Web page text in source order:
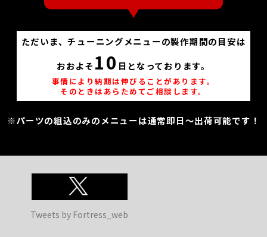
ただいま、チューニングメニューの製作期間の目安は
おおよそ 10 日となっております。
事情により納期は伸びることがあります。
そのときはあらためてご相談します。
※パーツの組込のみのメニューは通常即日～出荷可能です！
Tweets by Fortress_web